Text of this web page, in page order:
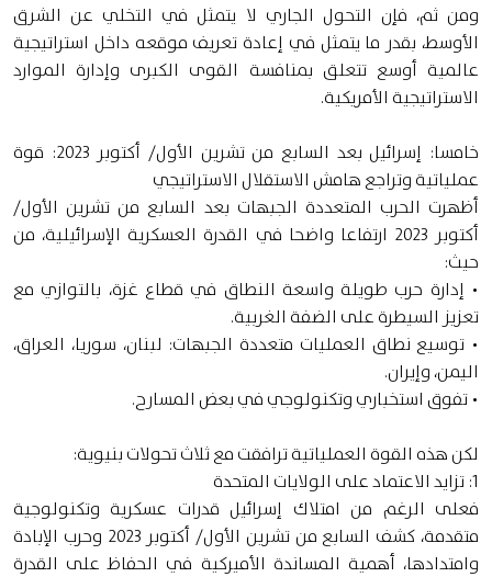
ومن ثم، فإن التحول الجاري لا يتمثل في التخلي عن الشرق
الأوسط، بقدر ما يتمثل في إعادة تعريف موقعه داخل استراتيجية
عالمية أوسع تتعلق بمنافسة القوى الكبرى وإدارة الموارد
الاستراتيجية الأمريكية.
خامسا: إسرائيل بعد السابع من تشرين الأول/ أكتوبر 2023: قوة
عملياتية وتراجع هامش الاستقلال الاستراتيجي
أظهرت الحرب المتعددة الجبهات بعد السابع من تشرين الأول/
أكتوبر 2023 ارتفاعا واضحا في القدرة العسكرية الإسرائيلية، من
حيث:
• إدارة حرب طويلة واسعة النطاق في قطاع غزة، بالتوازي مع
تعزيز السيطرة على الضفة الغربية.
• توسيع نطاق العمليات متعددة الجبهات: لبنان، سوريا، العراق،
اليمن، وإيران.
• تفوق استخباري وتكنولوجي في بعض المسارح.
لكن هذه القوة العملياتية ترافقت مع ثلاث تحولات بنيوية:
1: تزايد الاعتماد على الولايات المتحدة
فعلى الرغم من امتلاك إسرائيل قدرات عسكرية وتكنولوجية
متقدمة، كشف السابع من تشرين الأول/ أكتوبر 2023 وحرب الإبادة
وامتدادها، أهمية المساندة الأميركية في الحفاظ على القدرة